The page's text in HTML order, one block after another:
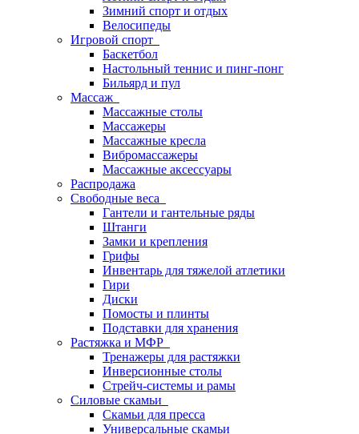
Зимний спорт и отдых
Велосипеды
Игровой спорт
Баскетбол
Настольный теннис и пинг-понг
Бильярд и пул
Массаж
Массажные столы
Массажеры
Массажные кресла
Вибромассажеры
Массажные аксессуары
Распродажа
Свободные веса
Гантели и гантельные ряды
Штанги
Замки и крепления
Грифы
Инвентарь для тяжелой атлетики
Гири
Диски
Помосты и плинты
Подставки для хранения
Растяжка и МФР
Тренажеры для растяжки
Инверсионные столы
Стрейч-системы и рамы
Силовые скамьи
Скамьи для пресса
Универсальные скамьи